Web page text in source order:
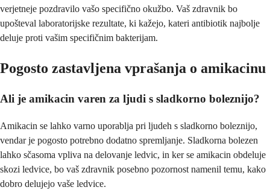
verjetneje pozdravilo vašo specifično okužbo. Vaš zdravnik bo
upošteval laboratorijske rezultate, ki kažejo, kateri antibiotik najbolje
deluje proti vašim specifičnim bakterijam.
Pogosto zastavljena vprašanja o amikacinu
Ali je amikacin varen za ljudi s sladkorno boleznijo?
Amikacin se lahko varno uporablja pri ljudeh s sladkorno boleznijo,
vendar je pogosto potrebno dodatno spremljanje. Sladkorna bolezen
lahko sčasoma vpliva na delovanje ledvic, in ker se amikacin obdeluje
skozi ledvice, bo vaš zdravnik posebno pozornost namenil temu, kako
dobro delujejo vaše ledvice.